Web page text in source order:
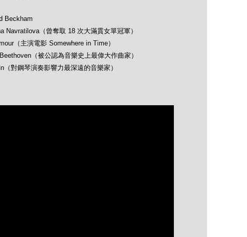
Beckham
Navratilova（曾奪取 18 次大滿貫女單冠軍）
（主演電影 Somewhere in Time）
（被公認為音樂史上最偉大作曲家）
對鋼琴演奏影響力最深遠的音樂家）